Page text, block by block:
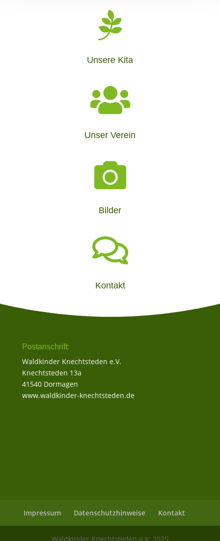

Unsere Kita

Unser Verein

Bilder

Kontakt
Postanschrift:
Waldkinder Knechtsteden e.V.
Knechtsteden 13a
41540 Dormagen
www.waldkinder-knechtsteden.de
Impressum Datenschutzhinweise Kontakt
Waldkinder Knechtsteden e.V. 2025